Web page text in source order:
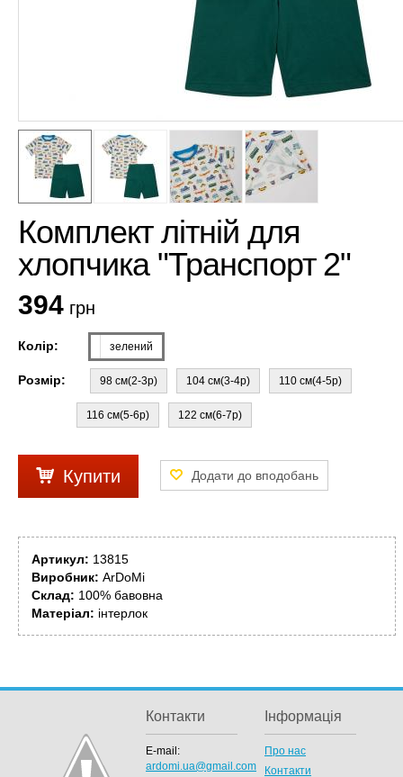
Комплект літній для
хлопчика "Транспорт 2"
394 грн
Колір: зелений
Розмір: 98 см(2-3р) 104 см(3-4р) 110 см(4-5р)
116 см(5-6р) 122 см(6-7р)
Купити
Артикул: 13815
Виробник: ArDoMi
Склад: 100% бавовна
Матеріал: інтерлок
Контакти
E-mail:
ardomi.ua@gmail.com
Інформація
Про нас
Контакти